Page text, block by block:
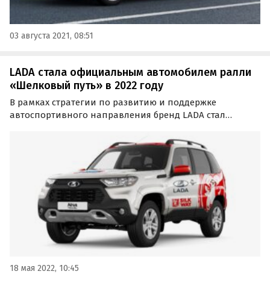
03 августа 2021, 08:51
LADA стала официальным автомобилем ралли
«Шелковый путь» в 2022 году
В рамках стратегии по развитию и поддержке
автоспортивного направления бренд LADA стал
путь-2022», которое пройдет по маршруту Астрахань —
Москва с 7 по 16 июля 2022 года.
18 мая 2022, 10:45